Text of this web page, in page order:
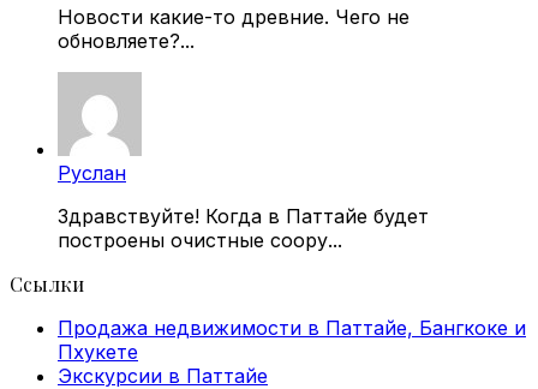
Новости какие-то древние. Чего не
обновляете?...
Руслан
Здравствуйте! Когда в Паттайе будет
построены очистные соору...
Ссылки
Продажа недвижимости в Паттайе, Бангкоке и
Пхукете
Экскурсии в Паттайе